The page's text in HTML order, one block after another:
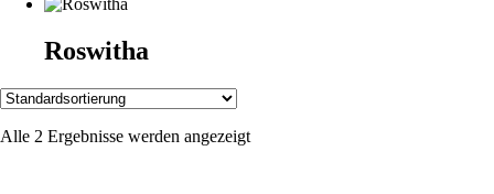
Roswitha
Alle 2 Ergebnisse werden angezeigt